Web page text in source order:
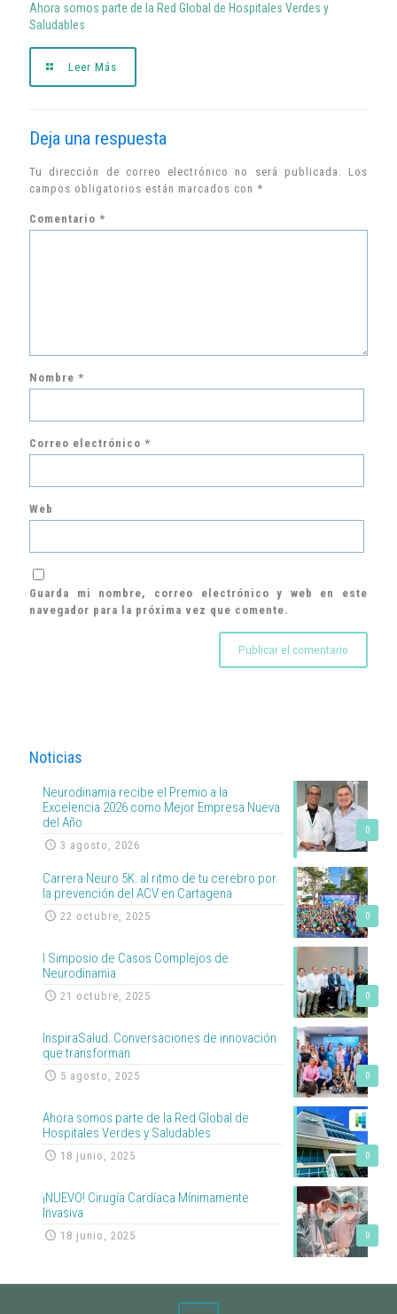
Ahora somos parte de la Red Global de Hospitales Verdes y
Saludables
Leer Más
Deja una respuesta
Tu dirección de correo electrónico no será publicada. Los
campos obligatorios están marcados con *
Comentario *
Nombre *
Correo electrónico *
Web
Guarda mi nombre, correo electrónico y web en este
navegador para la próxima vez que comente.
Noticias
0
Neurodinamia recibe el Premio a la
Excelencia 2026 como Mejor Empresa Nueva
del Año
3 agosto, 2026
0
Carrera Neuro 5K: al ritmo de tu cerebro por
la prevención del ACV en Cartagena
22 octubre, 2025
0
I Simposio de Casos Complejos de
Neurodinamia
21 octubre, 2025
0
InspiraSalud: Conversaciones de innovación
que transforman
5 agosto, 2025
0
Ahora somos parte de la Red Global de
Hospitales Verdes y Saludables
18 junio, 2025
0
¡NUEVO! Cirugía Cardíaca Mínimamente
Invasiva
18 junio, 2025